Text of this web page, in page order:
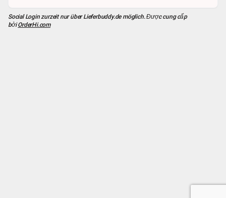
Social Login zurzeit nur überLieferbuddy.demöglich. Được cung cấp
bởiOrderHi.com